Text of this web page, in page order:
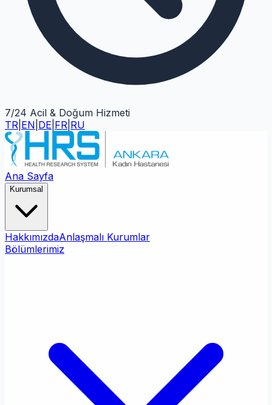
7/24 Acil & Doğum Hizmeti
TR EN DE FR RU
Ana Sayfa
Kurumsal
HakkımızdaAnlaşmalı Kurumlar
Bölümlerimiz